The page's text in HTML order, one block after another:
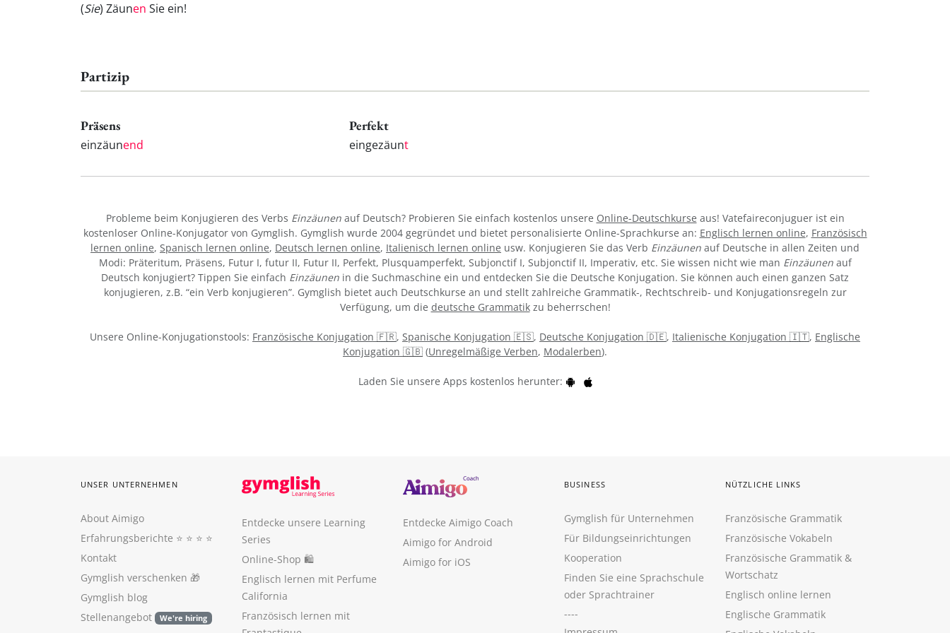
(Sie) Zäunen Sie ein!
Partizip
Präsens
einzäunend
Perfekt
eingezäunt
Probleme beim Konjugieren des Verbs Einzäunenauf Deutsch? Probieren Sie einfach kostenlos unsere Online-Deutschkurse aus! Vatefaireconjuguer ist ein
kostenloser Online-Konjugator von Gymglish. Gymglish wurde 2004 gegründet und bietet personalisierte Online-Sprachkurse an: Englisch lernen online, Französisch
lernen online, Spanisch lernen online, Deutsch lernen online, Italienisch lernen online usw. Konjugieren Sie das Verb Einzäunen auf Deutsche in allen Zeiten und
Modi: Präteritum, Präsens, Futur I, futur II, Futur II, Perfekt, Plusquamperfekt, Subjonctif I, Subjonctif II, Imperativ, etc. Sie wissen nicht wie man Einzäunenauf
Deutsch konjugiert? Tippen Sie einfach Einzäunen in die Suchmaschine ein und entdecken Sie die Deutsche Konjugation. Sie können auch einen ganzen Satz
konjugieren, z.B. “ein Verb konjugieren”. Gymglish bietet auch Deutschkurse an und stellt zahlreiche Grammatik-, Rechtschreib- und Konjugationsregeln zur
Verfügung, um die deutsche Grammatikzu beherrschen!
Unsere Online-Konjugationstools: Französische Konjugation 🇫🇷, Spanische Konjugation 🇪🇸, Deutsche Konjugation 🇩🇪, Italienische Konjugation 🇮🇹, Englische
Konjugation 🇬🇧 (Unregelmäßige Verben, Modalerben).
Laden Sie unsere Apps kostenlos herunter:
UNSER UNTERNEHMEN
About Aimigo
Erfahrungsberichte ⭐️ ⭐️ ⭐️ ⭐️
Kontakt
Gymglish verschenken 🎁
Gymglish blog
Stellenangebot
We're hiring
Entdecke unsere Learning
Series
Online-Shop 🛍
Englisch lernen mit Perfume
California
Französisch lernen mit
Entdecke Aimigo Coach
Aimigo for Android
Aimigo for iOS
BUSINESS
Gymglish für Unternehmen
Für Bildungseinrichtungen
Kooperation
Finden Sie eine Sprachschule
oder Sprachtrainer
----
NÜTZLICHE LINKS
Französische Grammatik
Französische Vokabeln
Französische Grammatik &
Wortschatz
Englisch online lernen
Englische Grammatik